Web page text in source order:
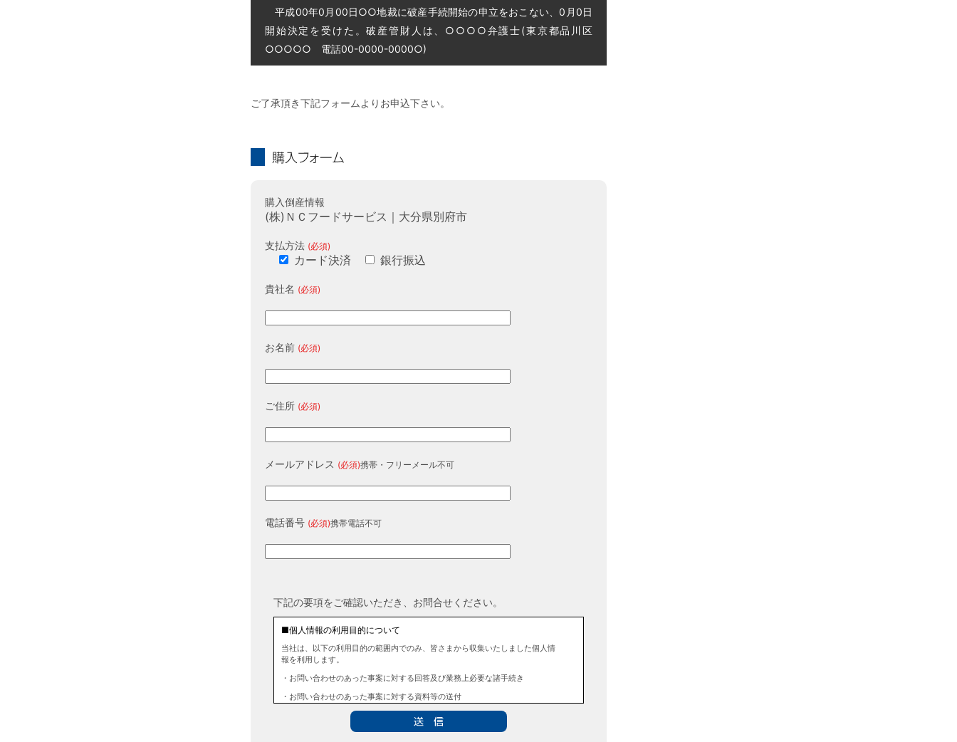
平成00年0月00日○○地裁に破産手続開始の申立をおこない、0月0日
開始決定を受けた。破産管財人は、○○○○弁護士(東京都品川区
○○○○○ 電話00-0000-0000○)
ご了承頂き下記フォームよりお申込下さい。
購入倒産情報
(株)ＮＣフードサービス｜大分県別府市
支払方法 (必須)
カード決済 銀行振込
貴社名 (必須)
お名前 (必須)
ご住所 (必須)
メールアドレス (必須)携帯・フリーメール不可
電話番号 (必須)携帯電話不可
下記の要項をご確認いただき、お問合せください。
■個人情報の利用目的について
当社は、以下の利用目的の範囲内でのみ、皆さまから収集いたしました個人情
報を利用します。
・お問い合わせのあった事案に対する回答及び業務上必要な諸手続き
・お問い合わせのあった事案に対する資料等の送付